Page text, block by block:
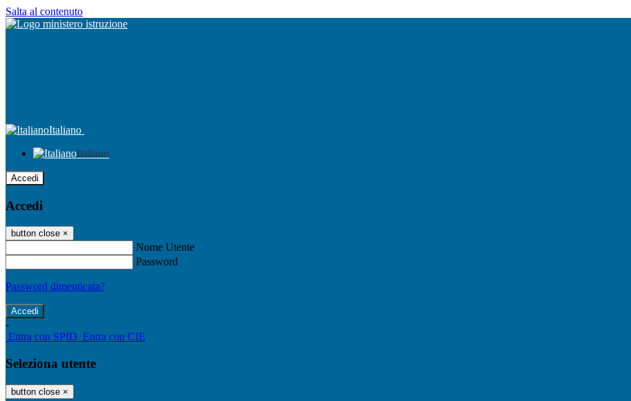
Salta al contenuto
Italiano
Italiano
Accedi
Accedi
button close ×
Nome Utente
Password
Password dimenticata?
-
Entra con SPID Entra con CIE
Seleziona utente
button close ×